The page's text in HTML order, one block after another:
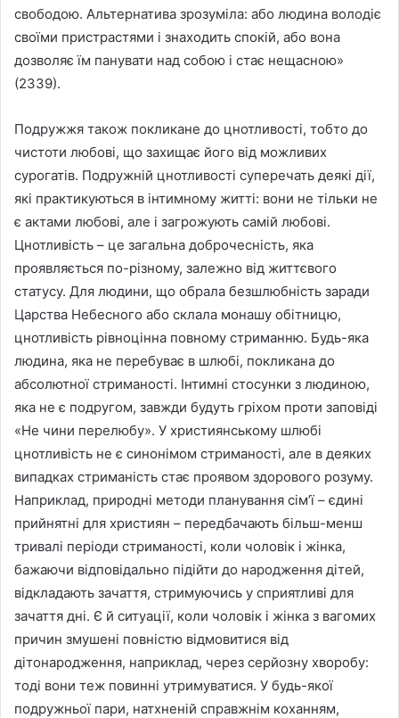
свободою. Альтернатива зрозуміла: або людина володіє
своїми пристрастями і знаходить спокій, або вона
дозволяє їм панувати над собою і стає нещасною»
(2339).
Подружжя також покликане до цнотливості, тобто до
чистоти любові, що захищає його від можливих
сурогатів. Подружній цнотливості суперечать деякі дії,
які практикуються в інтимному житті: вони не тільки не
є актами любові, але і загрожують самій любові.
Цнотливість – це загальна доброчесність, яка
проявляється по-різному, залежно від життєвого
статусу. Для людини, що обрала безшлюбність заради
Царства Небесного або склала монашу обітницю,
цнотливість рівноцінна повному стриманню. Будь-яка
людина, яка не перебуває в шлюбі, покликана до
абсолютної стриманості. Інтимні стосунки з людиною,
яка не є подругом, завжди будуть гріхом проти заповіді
«Не чини перелюбу». У християнському шлюбі
цнотливість не є синонімом стриманості, але в деяких
випадках стриманість стає проявом здорового розуму.
Наприклад, природні методи планування сім’ї – єдині
прийнятні для християн – передбачають більш-менш
тривалі періоди стриманості, коли чоловік і жінка,
бажаючи відповідально підійти до народження дітей,
відкладають зачаття, стримуючись у сприятливі для
зачаття дні. Є й ситуації, коли чоловік і жінка з вагомих
причин змушені повністю відмовитися від
дітонародження, наприклад, через серйозну хворобу:
тоді вони теж повинні утримуватися. У будь-якої
подружньої пари, натхненій справжнім коханням,